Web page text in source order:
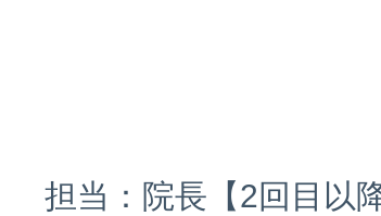
担当：院長【2回目